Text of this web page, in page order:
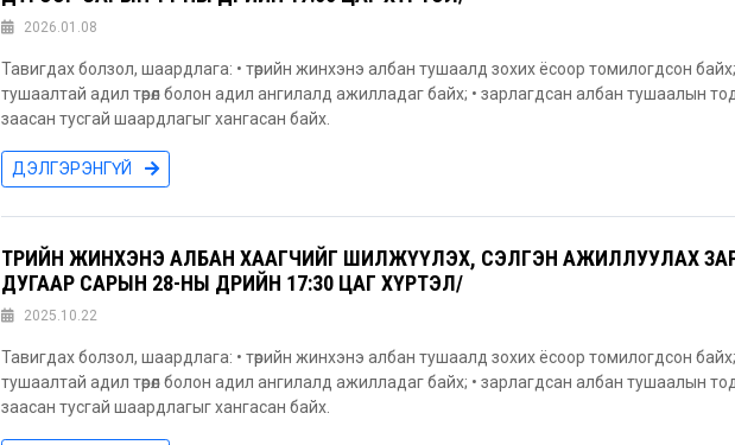
2026.01.08
Тавигдах болзол, шаардлага: • төрийн жинхэнэ албан тушаалд зохих ёсоор томилогдсон
тушаалтай адил төрөл болон адил ангилалд ажилладаг байх; • зарлагдсан албан тушаалын
заасан тусгай шаардлагыг хангасан байх.
ДЭЛГЭРЭНГҮЙ
ТӨРИЙН ЖИНХЭНЭ АЛБАН ХААГЧИЙГ ШИЛЖҮҮЛЭХ, СЭЛГЭН АЖИЛЛУУЛАХ
ДУГААР САРЫН 28-НЫ ӨДРИЙН 17:30 ЦАГ ХҮРТЭЛ/
2025.10.22
Тавигдах болзол, шаардлага: • төрийн жинхэнэ албан тушаалд зохих ёсоор томилогдсон
тушаалтай адил төрөл болон адил ангилалд ажилладаг байх; • зарлагдсан албан тушаалын
заасан тусгай шаардлагыг хангасан байх.